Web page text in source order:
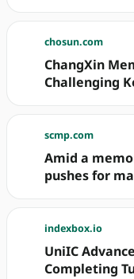
chosun.com
ChangXin
Challenging
scmp.com
Amid a
pushes for
indexbox.io
UniIC
Completing